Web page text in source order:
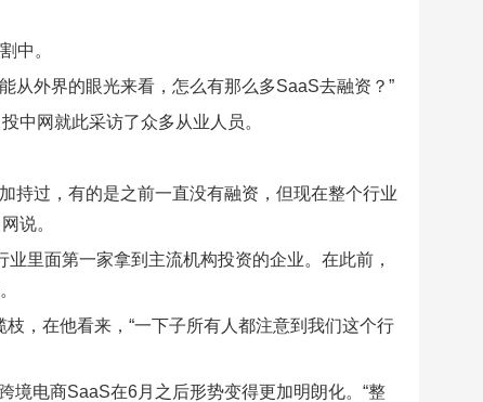
中。
从外界的眼光来看，怎么有那么多SaaS去融资？”
中网就此采访了众多从业人员。
持过，有的是之前一直没有融资，但现在整个行业
说。
里面第一家拿到主流机构投资的企业。在此前，
，在他看来，“一下子所有人都注意到我们这个行
境电商SaaS在6月之后形势变得更加明朗化。“整